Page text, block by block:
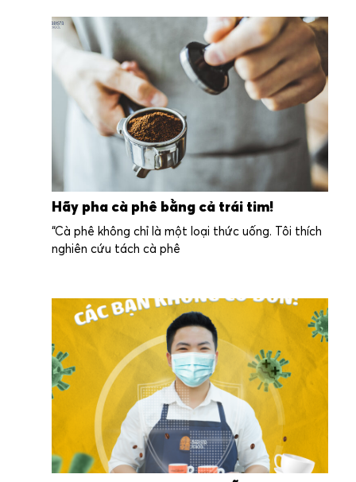
Hãy pha cà phê bằng cả trái tim!
“Cà phê không chỉ là một loại thức uống. Tôi thích
nghiên cứu tách cà phê